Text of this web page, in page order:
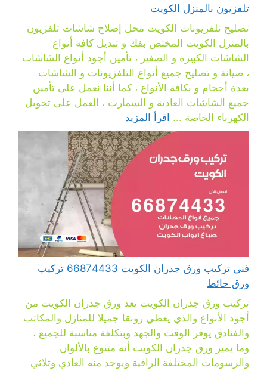
تلفزيون بالمنزل الكويت
تصليح تلفزيونات الكويت محل إصلاح شاشات تلفزيون
بالمنزل الكويت المختص بفك و تبديل كافة أنواع
الشاشات الكبيرة و الصغير ، تأمين أجود أنواع الشاشات
، صيانة و تصليح جميع أنواع التلفزيونات و الشاشات
بعدة أحجام و بكافة الأنواع ، كما أننا نعمل على تأمين
جميع الشاشات العادية و السمارت ، العمل على تحويل
الكهرباء الخاصة ... اقرأ المزيد
فني تركيب ورق جدران الكويت 66874433 تركيب
ورق حائط
تركيب ورق جدران الكويت يعد ورق جدران الكويت من
أجود الأنواع والذي يعطي رونقا جميلا للمنازل والمكاتب
والفنادق يوفر الوقت والجهد وبتكلفة مناسبة للجميع ،
وما يميز ورق جدران الكويت أنه متنوع بالألوان
والرسومات المختلفة الراقية ويوجد منه العادي وثلاثي